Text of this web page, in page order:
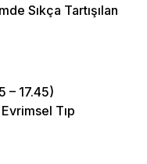
Sıkça Tartışılan
– 17.45)
Tıp